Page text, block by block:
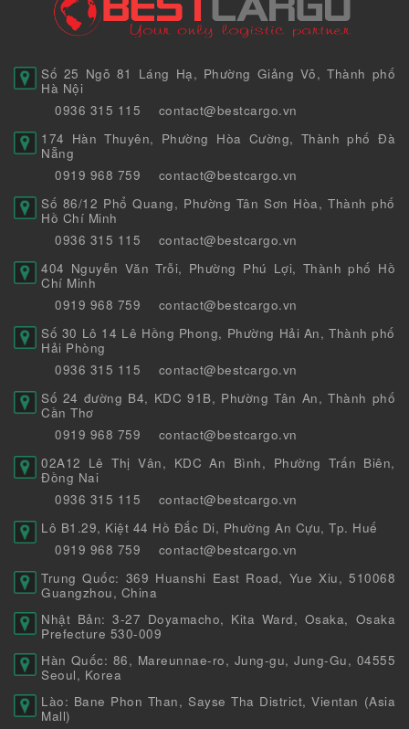
Số 25 Ngõ 81 Láng Hạ, Phường Giảng Võ, Thành phố
Hà Nội
0936 315 115
contact@bestcargo.vn
174 Hàn Thuyên, Phường Hòa Cường, Thành phố Đà
Nẵng
0919 968 759
contact@bestcargo.vn
Số 86/12 Phổ Quang, Phường Tân Sơn Hòa, Thành phố
Hồ Chí Minh
0936 315 115
contact@bestcargo.vn
404 Nguyễn Văn Trỗi, Phường Phú Lợi, Thành phố Hồ
Chí Minh
0919 968 759
contact@bestcargo.vn
Số 30 Lô 14 Lê Hồng Phong, Phường Hải An, Thành phố
Hải Phòng
0936 315 115
contact@bestcargo.vn
Số 24 đường B4, KDC 91B, Phường Tân An, Thành phố
Cần Thơ
0919 968 759
contact@bestcargo.vn
02A12 Lê Thị Vân, KDC An Bình, Phường Trấn Biên,
Đồng Nai
0936 315 115
contact@bestcargo.vn
Lô B1.29, Kiệt 44 Hồ Đắc Di, Phường An Cựu, Tp. Huế
0919 968 759
contact@bestcargo.vn
Trung Quốc: 369 Huanshi East Road, Yue Xiu, 510068
Guangzhou, China
Nhật Bản: 3-27 Doyamacho, Kita Ward, Osaka, Osaka
Prefecture 530-009
Hàn Quốc: 86, Mareunnae-ro, Jung-gu, Jung-Gu, 04555
Seoul, Korea
Lào: Bane Phon Than, Sayse Tha District, Vientan (Asia
Mall)